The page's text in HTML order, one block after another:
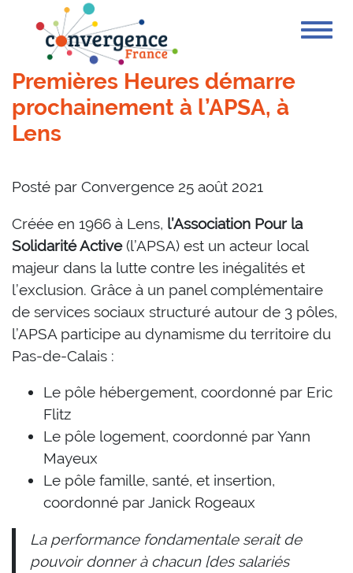
Premières Heures démarre
prochainement à l’APSA, à
Lens
Posté par Convergence 25 août 2021
Créée en 1966 à Lens, l’Association Pour la
Solidarité Active(l’APSA) est un acteur local
majeur dans la lutte contre les inégalités et
l’exclusion. Grâce à un panel complémentaire
de services sociaux structuré autour de 3 pôles,
l’APSA participe au dynamisme du territoire du
Pas-de-Calais :
Le pôle hébergement, coordonné par Eric
Flitz
Le pôle logement, coordonné par Yann
Mayeux
Le pôle famille, santé, et insertion,
coordonné par Janick Rogeaux
La performance fondamentale serait de
pouvoir donner à chacun [des salariés
Cookies management panel